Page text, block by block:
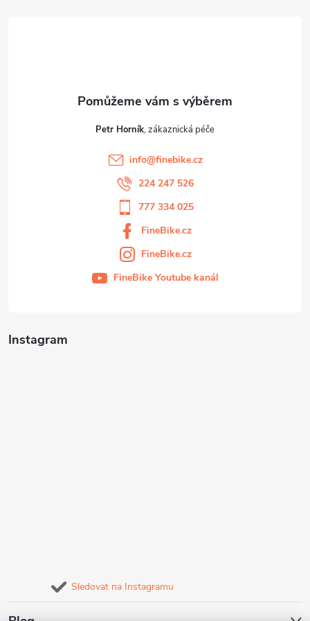
Instagram
Sledovat na Instagramu
Petr Horník
info@finebike.cz
224 247 526
777 334 025
FineBike.cz
FineBike.cz
FineBike Youtube kanál